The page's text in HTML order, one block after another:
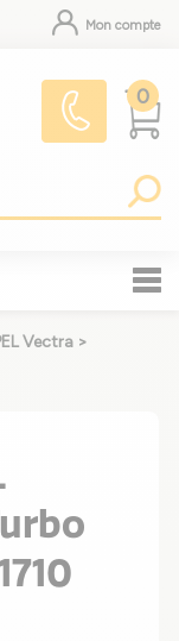
Mon compte
0
Vectra >